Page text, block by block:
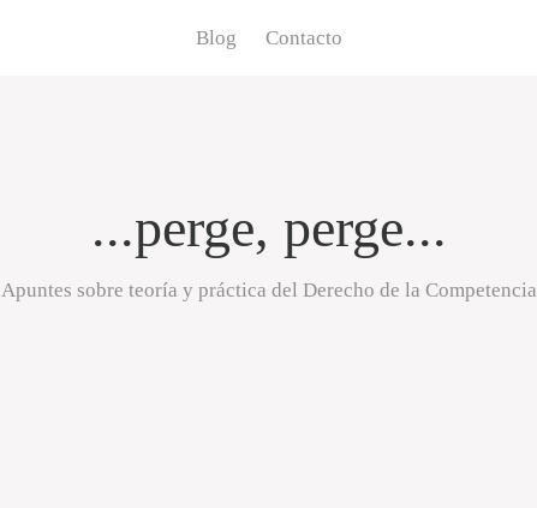
Blog Contacto
...perge, perge...
Apuntes sobre teoría y práctica del Derecho de la Competencia